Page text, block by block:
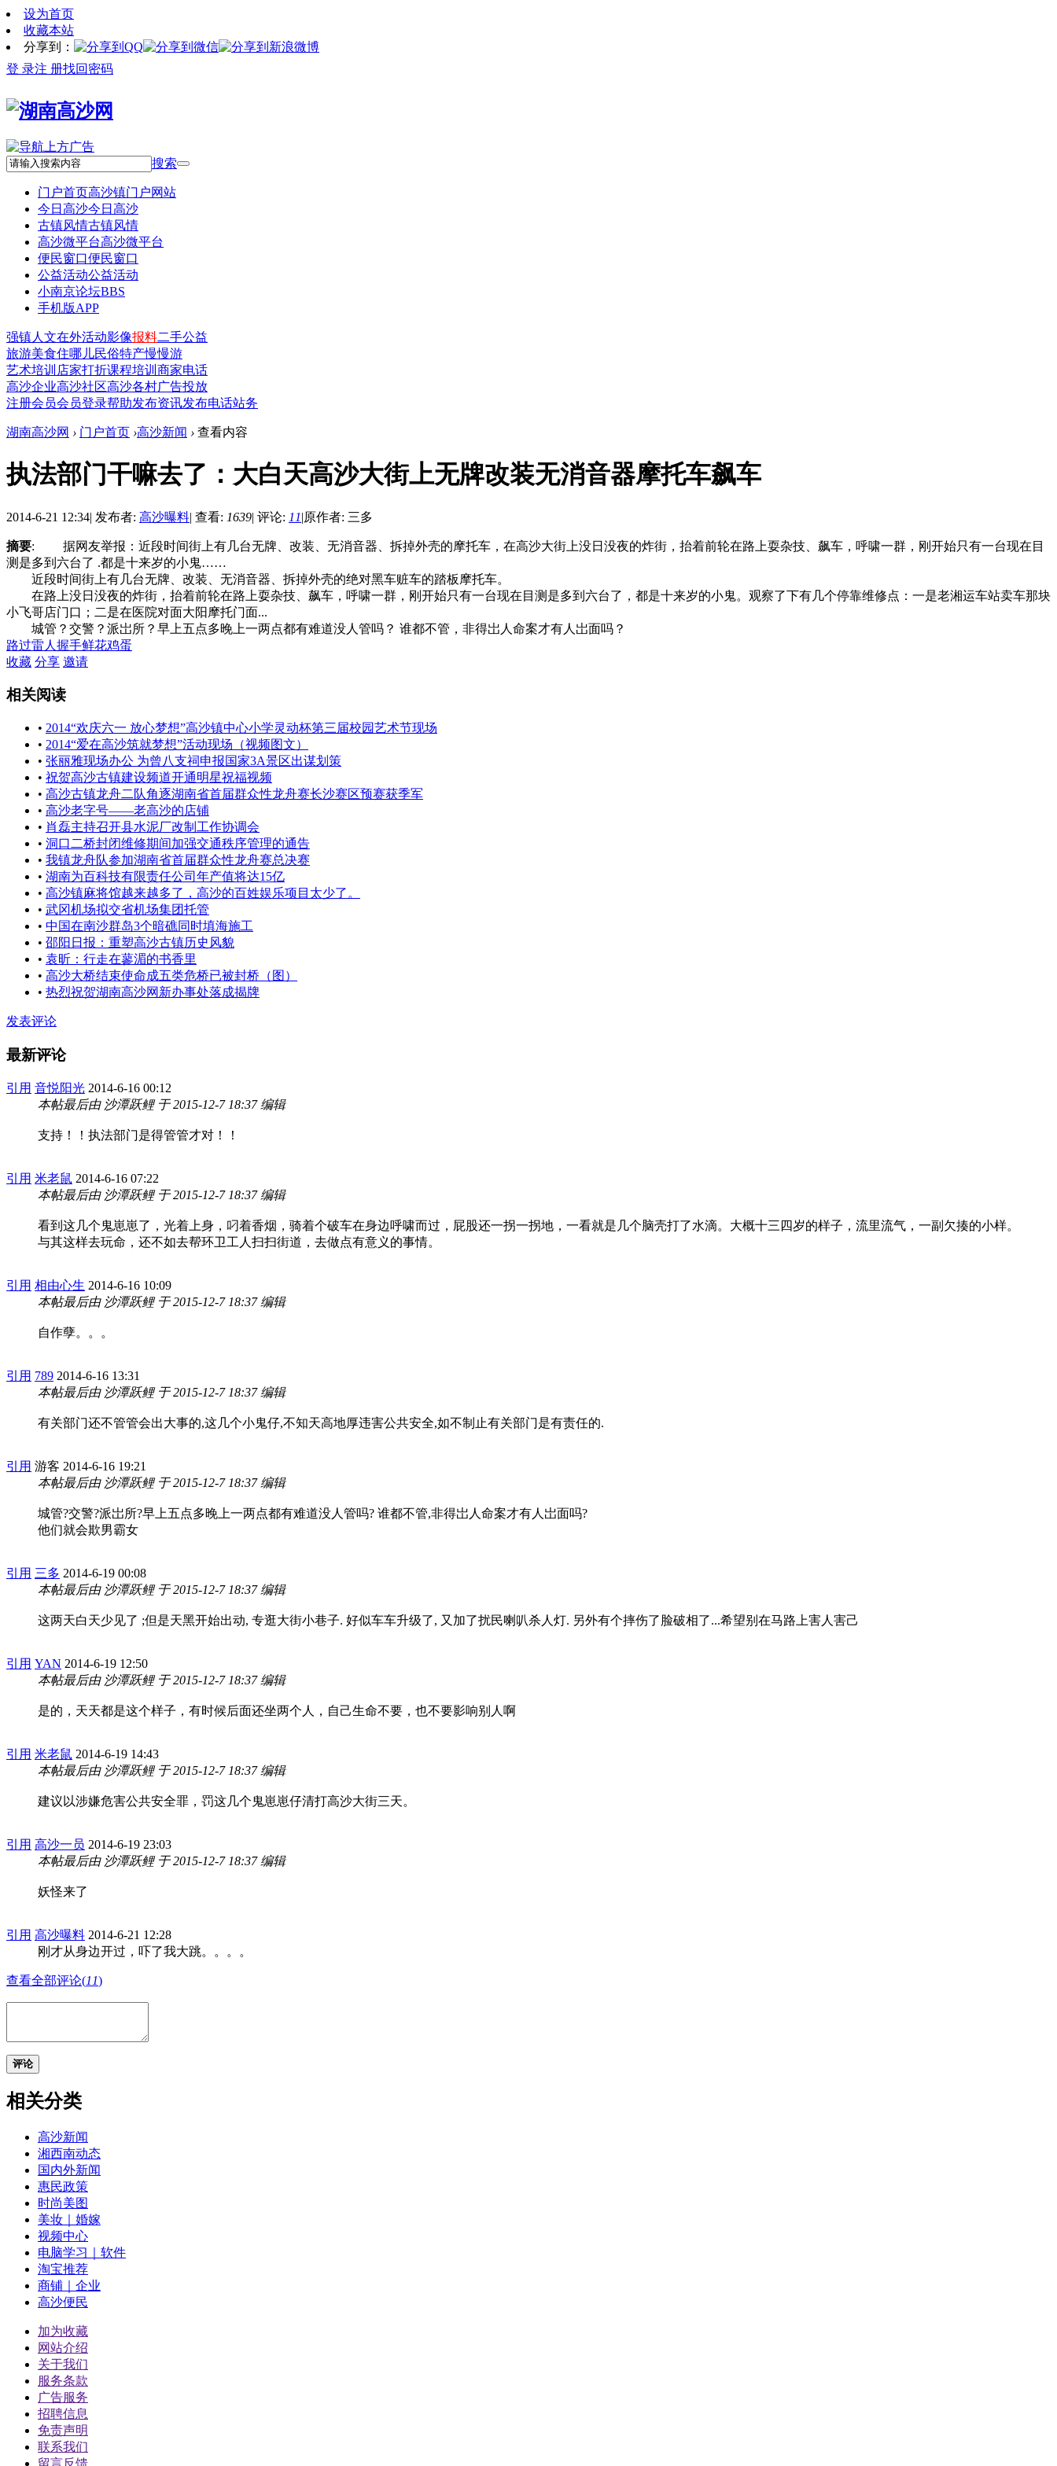
设为首页
收藏本站
分享到：
登 录注 册找回密码
搜索
门户首页高沙镇门户网站
今日高沙今日高沙
古镇风情古镇风情
高沙微平台高沙微平台
便民窗口便民窗口
公益活动公益活动
小南京论坛BBS
手机版APP
强镇人文在外活动影像报料二手公益
旅游美食住哪儿民俗特产慢慢游
艺术培训 店家打折课程培训 商家电话
高沙企业高沙社区高沙各村广告投放
注册会员会员登录帮助发布资讯发布电话站务
湖南高沙网 › 门户首页 ›高沙新闻 › 查看内容
执法部门干嘛去了：大白天高沙大街上无牌改装无消音器摩托车飙车
2014-6-21 12:34| 发布者: 高沙曝料| 查看: 1639| 评论: 11|原作者: 三多
摘要: 据网友举报：近段时间街上有几台无牌、改装、无消音器、拆掉外壳的摩托车，在高沙大街上没日没夜的炸街，抬着前轮在路上耍杂技、飙车，呼啸一群，刚开始只有一台现在目
测是多到六台了 .都是十来岁的小鬼……
近段时间街上有几台无牌、改装、无消音器、拆掉外壳的绝对黑车赃车的踏板摩托车。
在路上没日没夜的炸街，抬着前轮在路上耍杂技、飙车，呼啸一群，刚开始只有一台现在目测是多到六台了，都是十来岁的小鬼。观察了下有几个停靠维修点：一是老湘运车站卖车那块
小飞哥店门口；二是在医院对面大阳摩托门面...
城管？交警？派岀所？早上五点多晚上一两点都有难道没人管吗？ 谁都不管，非得岀人命案才有人岀面吗？
路过雷人 握手鲜花鸡蛋
收藏 分享 邀请
相关阅读
• 2014“欢庆六一 放心梦想”高沙镇中心小学灵动杯第三届校园艺术节现场
• 2014“爱在高沙筑就梦想”活动现场（视频图文）
• 张丽雅现场办公 为曾八支祠申报国家3A景区出谋划策
• 祝贺高沙古镇建设频道开通明星祝福视频
• 高沙古镇龙舟二队角逐湖南省首届群众性龙舟赛长沙赛区预赛获季军
• 高沙老字号——老高沙的店铺
• 肖磊主持召开县水泥厂改制工作协调会
• 洞口二桥封闭维修期间加强交通秩序管理的通告
• 我镇龙舟队参加湖南省首届群众性龙舟赛总决赛
• 湖南为百科技有限责任公司年产值将达15亿
• 高沙镇麻将馆越来越多了，高沙的百姓娱乐项目太少了。
• 武冈机场拟交省机场集团托管
• 中国在南沙群岛3个暗礁同时填海施工
• 邵阳日报：重塑高沙古镇历史风貌
• 袁昕：行走在蓼湄的书香里
• 高沙大桥结束使命成五类危桥已被封桥（图）
• 热烈祝贺湖南高沙网新办事处落成揭牌
发表评论
最新评论
引用 音悦阳光 2014-6-16 00:12
本帖最后由 沙潭跃鲤 于 2015-12-7 18:37 编辑
支持！！执法部门是得管管才对！！
引用 米老鼠 2014-6-16 07:22
本帖最后由 沙潭跃鲤 于 2015-12-7 18:37 编辑
看到这几个鬼崽崽了，光着上身，叼着香烟，骑着个破车在身边呼啸而过，屁股还一拐一拐地，一看就是几个脑壳打了水滴。大概十三四岁的样子，流里流气，一副欠揍的小样。
与其这样去玩命，还不如去帮环卫工人扫扫街道，去做点有意义的事情。
引用 相由心生 2014-6-16 10:09
本帖最后由 沙潭跃鲤 于 2015-12-7 18:37 编辑
自作孽。。。
引用 789 2014-6-16 13:31
本帖最后由 沙潭跃鲤 于 2015-12-7 18:37 编辑
有关部门还不管管会出大事的,这几个小鬼仔,不知天高地厚违害公共安全,如不制止有关部门是有责任的.
引用 游客 2014-6-16 19:21
本帖最后由 沙潭跃鲤 于 2015-12-7 18:37 编辑
城管?交警?派岀所?早上五点多晚上一两点都有难道没人管吗? 谁都不管,非得岀人命案才有人岀面吗?
他们就会欺男霸女
引用 三多 2014-6-19 00:08
本帖最后由 沙潭跃鲤 于 2015-12-7 18:37 编辑
这两天白天少见了 ;但是天黑开始出动, 专逛大街小巷子. 好似车车升级了, 又加了扰民喇叭杀人灯. 另外有个摔伤了脸破相了...希望别在马路上害人害己
引用 YAN 2014-6-19 12:50
本帖最后由 沙潭跃鲤 于 2015-12-7 18:37 编辑
是的，天天都是这个样子，有时候后面还坐两个人，自己生命不要，也不要影响别人啊
引用 米老鼠 2014-6-19 14:43
本帖最后由 沙潭跃鲤 于 2015-12-7 18:37 编辑
建议以涉嫌危害公共安全罪，罚这几个鬼崽崽仔清打高沙大街三天。
引用 高沙一员 2014-6-19 23:03
本帖最后由 沙潭跃鲤 于 2015-12-7 18:37 编辑
妖怪来了
引用 高沙曝料 2014-6-21 12:28
刚才从身边开过，吓了我大跳。。。。
查看全部评论(11)
评论
相关分类
高沙新闻
湘西南动态
国内外新闻
惠民政策
时尚美图
美妆｜婚嫁
视频中心
电脑学习｜软件
淘宝推荐
商铺｜企业
高沙便民
加为收藏
网站介绍
关于我们
服务条款
广告服务
招聘信息
免责声明
联系我们